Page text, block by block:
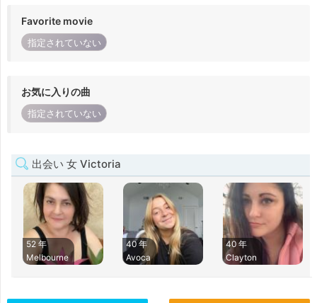
Favorite movie
指定されていない
お気に入りの曲
指定されていない
出会い 女 Victoria
52 年
Melbourne
40 年
Avoca
40 年
Clayton